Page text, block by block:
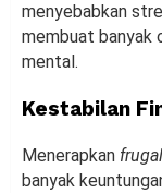
menyebabkan
membuat banyak
mental.
Kestabilan
Menerapkan
banyak